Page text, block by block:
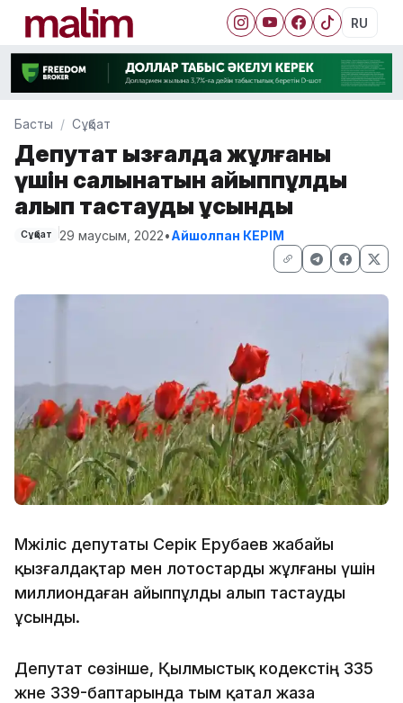
RU
Басты Сұқбат
Депутат қызғалдақ жұлғаны
үшін салынатын айыппұлды
алып тастауды ұсынды
Сұқбат 29 маусым, 2022•Айшолпан КЕРІМ
Мәжіліс депутаты Серік Ерубаев жабайы
қызғалдақтар мен лотостарды жұлғаны үшін
миллиондаған айыппұлды алып тастауды
ұсынды.
Депутат сөзінше, Қылмыстық кодекстің 335
және 339-баптарында тым қатал жаза